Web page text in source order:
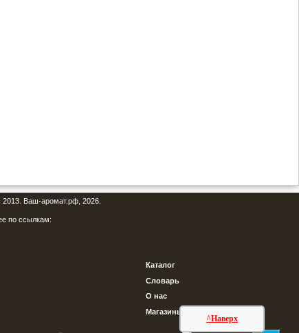
^Наверх
Ваш-аромат.рф, 2026.
по ссылкам:
Каталог
Словарь
О нас
Магазины